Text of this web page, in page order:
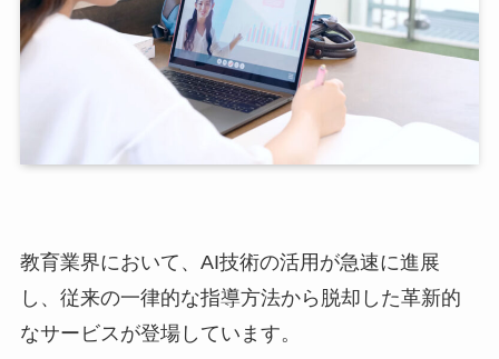
教育業界において、AI技術の活用が急速に進展
し、従来の一律的な指導方法から脱却した革新的
なサービスが登場しています。